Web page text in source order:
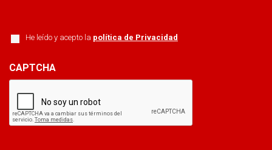
* He leído y acepto la política de Privacidad
CAPTCHA